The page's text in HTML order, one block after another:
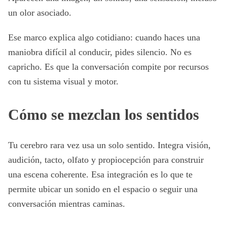
un olor asociado.
Ese marco explica algo cotidiano: cuando haces una
maniobra difícil al conducir, pides silencio. No es
capricho. Es que la conversación compite por recursos
con tu sistema visual y motor.
Cómo se mezclan los sentidos
Tu cerebro rara vez usa un solo sentido. Integra visión,
audición, tacto, olfato y propiocepción para construir
una escena coherente. Esa integración es lo que te
permite ubicar un sonido en el espacio o seguir una
conversación mientras caminas.